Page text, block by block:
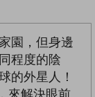
園，但身邊
程度的陰
的外星人！